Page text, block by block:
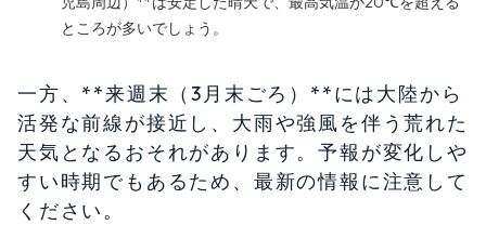
ところが多いでしょう。
一方、**来週末（3月末ごろ）**には大陸から
活発な前線が接近し、大雨や強風を伴う荒れた
天気となるおそれがあります。予報が変化しや
すい時期でもあるため、最新の情報に注意して
ください。